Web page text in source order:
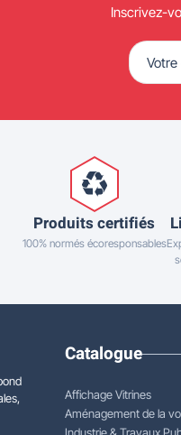
Inscrivez-
Produits certifiés
100% normés écoresponsables
Catalogue
Affichage Vitrines
Aménagement de la